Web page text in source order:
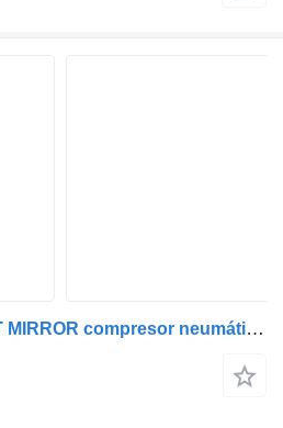
DAF LF EURO6 FRONT MIRROR compresor neumático para DAF ACTROS MP3 LS (2008-2011) camión